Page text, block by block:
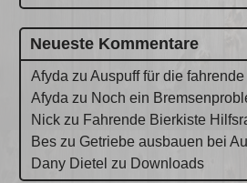
Neueste Kommentare
Afyda zuAuspuff für die
Afyda zu Noch ein
Nick zu Fahrende Bierkiste
Bes zuGetriebe ausbauen bei
Dany Dietel zu Downloads